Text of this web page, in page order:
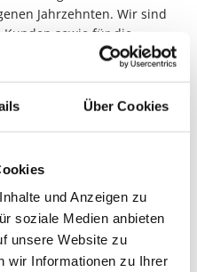
Über Cookies
und Anzeigen zu
soziale Medien anbieten
unsere Website zu
wir Informationen zu Ihrer
Jahrzehnten. Wir sind
sowie für die
Leistungsschwerpunkte
als Vorkehrung
Gebäuden
Objekt keinen
verursacht. Im Falle eines
dem Blitzstrom einen
Strompfad. Die